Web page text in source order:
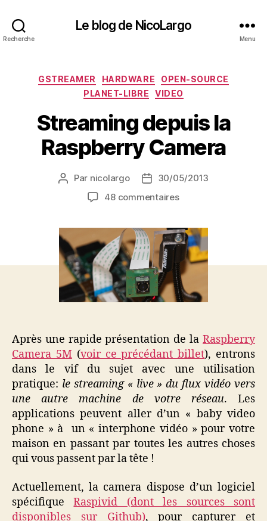
Recherche
Le blog de NicoLargo
Menu
Catégories
GSTREAMER HARDWARE
OPEN-SOURCE
PLANET-LIBRE
VIDEO
Streaming depuis la
Raspberry Camera
Auteur
l’article
Par nicolargo
Date
de
30/05/2013
48 commentairessur
la
Raspberry
Camera
Après une rapide présentation de la Raspberry
Camera 5M(voir ce précédant billet), entrons
dans le vif du sujet avec une utilisation
pratique: le streaming « live » du flux vidéo vers
une autre machine de votre réseau. Les
applications peuvent aller d’un « baby video
phone » à un « interphone vidéo » pour votre
maison en passant par toutes les autres choses
qui vous passent par la tête !
Actuellement, la camera dispose d’un logiciel
spécifiqueRaspivid (dont les sources sont
disponibles sur Github), pour capturer et